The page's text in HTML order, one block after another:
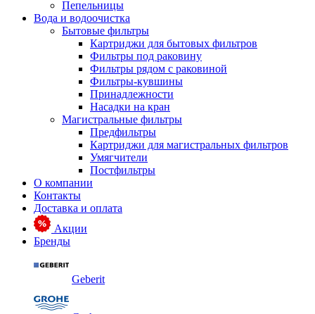
Пепельницы
Вода и водоочистка
Бытовые фильтры
Картриджи для бытовых фильтров
Фильтры под раковину
Фильтры рядом с раковиной
Фильтры-кувшины
Принадлежности
Насадки на кран
Магистральные фильтры
Предфильтры
Картриджи для магистральных фильтров
Умягчители
Постфильтры
О компании
Контакты
Доставка и оплата
Акции
Бренды
Geberit